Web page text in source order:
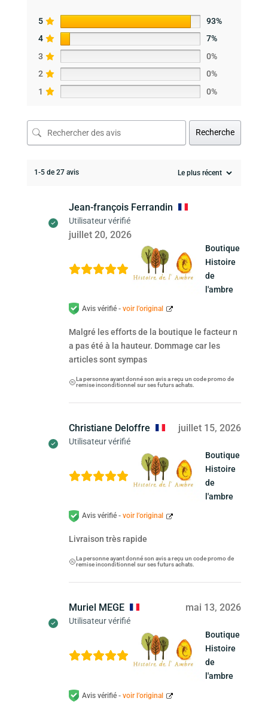
5
93%
4
7%
3
0%
2
0%
1
0%
Recherche
1-5 de 27 avis
Jean-françois Ferrandin
Utilisateur vérifié
juillet 20, 2026
Boutique
Histoire
de
l'ambre
Avis vérifié - voir l’original
Malgré les efforts de la boutique le facteur n
a pas été à la hauteur. Dommage car les
articles sont sympas
La personne ayant donné son avis a reçu un code promo de
remise inconditionnel sur ses futurs achats.
Christiane Deloffre
Utilisateur vérifié
juillet 15, 2026
Boutique
Histoire
de
l'ambre
Avis vérifié - voir l’original
Livraison très rapide
La personne ayant donné son avis a reçu un code promo de
remise inconditionnel sur ses futurs achats.
Muriel MEGE
Utilisateur vérifié
mai 13, 2026
Boutique
Histoire
de
l'ambre
Avis vérifié - voir l’original